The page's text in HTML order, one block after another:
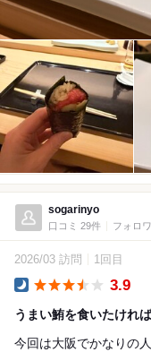
sogarinyo
口コミ 29件 フォロ
2026/03 訪問 1回目
3.9
うまい鮪を食いたけれ
今回は大阪でかなりの